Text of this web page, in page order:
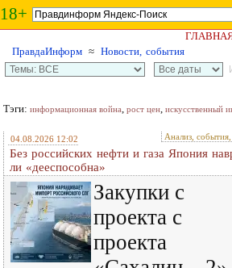
18+
ПравдаИнформ ≈ Новости, события
Тэги: информационная война, рост цен, искусственный
04.08.2026 12:02 Анализ,
Без российских нефти и газа Япония
ли «дееспособна»
Закупки с
проекта с
проекта